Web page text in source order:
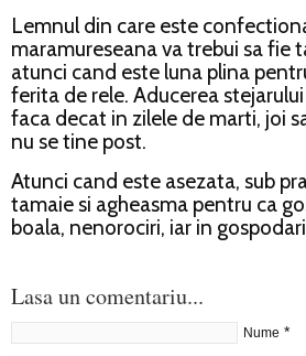
Lemnul din care este
maramureseana va trebui sa fie
atunci cand este luna plina
ferita de rele. Aducerea
faca decat in zilele de marti, joi
nu se tine post.
Atunci cand este asezata, sub
tamaie si agheasma pentru ca
boala, nenorociri, iar in
Lasa un comentariu...
Nume *